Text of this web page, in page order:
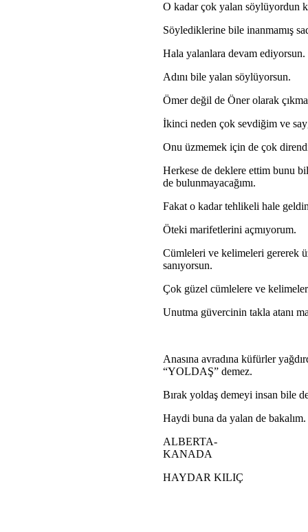
O kadar çok yalan söylüyordun
Söylediklerine bile inanmamış
Hala yalanlara devam ediyorsun.
Adını bile yalan söylüyorsun.
Ömer değil de Öner olarak
İkinci neden çok sevdiğim ve
Onu üzmemek için de çok
Herkese de deklere ettim bunu
de bulunmayacağımı.
Fakat o kadar tehlikeli hale
Öteki marifetlerini açmıyorum.
Cümleleri ve kelimeleri gererek
sanıyorsun.
Çok güzel cümlelere ve
Unutma güvercinin takla atanı
Anasına avradına küfürler
“YOLDAŞ” demez.
Bırak yoldaş demeyi insan bile
Haydi buna da yalan de bakalım.
ALBERTA-
KANADA
HAYDAR KILIÇ